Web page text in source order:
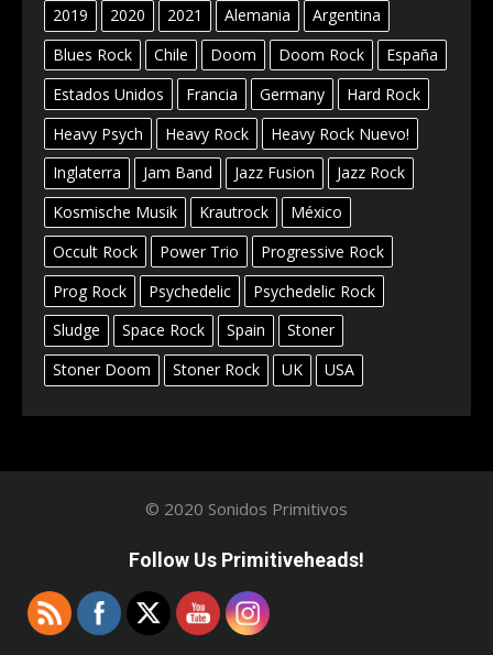
2019
2020 2021 Alemania
Argentina
Blues Rock
Chile Doom Doom Rock
España
Estados Unidos
Francia Germany
Hard Rock
Heavy Psych
Heavy Rock
Heavy Rock Nuevo!
Inglaterra
Jam Band Jazz Fusion
Jazz Rock
Kosmische Musik
Krautrock
México
Occult Rock
Power Trio
Progressive Rock
Prog Rock
Psychedelic
Psychedelic Rock
Sludge
Space Rock Spain
Stoner
Stoner Doom
Stoner Rock UK USA
© 2020 Sonidos Primitivos
Follow Us Primitiveheads!